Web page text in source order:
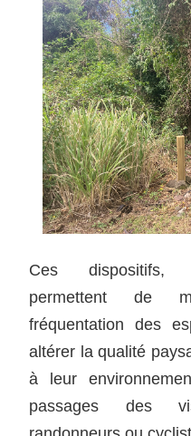
Ces dispositifs,
permettent de
fréquentation des
altérer la qualité
à leur
passages des